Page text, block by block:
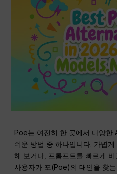
Poe는 여전히 한 곳에서 다양한
쉬운 방법 중 하나입니다. 가볍
해 보거나, 프롬프트를 빠르게
사용자가 포(Poe)의 대안을 찾